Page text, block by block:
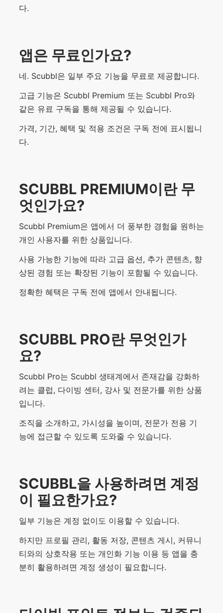
다.
앱은 무료인가요?
네. Scubbl은 일부 주요 기능을 무료로 제공합니다.
고급 기능은 Scubbl Premium 또는 Scubbl Pro와
같은 유료 구독을 통해 제공될 수 있습니다.
가격, 기간, 혜택 및 적용 조건은 구독 전에 표시됩니
다.
SCUBBL PREMIUM이란 무
엇인가요?
Scubbl Premium은 앱에서 더 풍부한 경험을 원하는
개인 사용자를 위한 상품입니다.
사용 가능한 기능에 따라 고급 옵션, 추가 콘텐츠, 향
상된 경험 또는 확장된 기능이 포함될 수 있습니다.
정확한 혜택은 구독 전에 앱에서 안내됩니다.
SCUBBL PRO란 무엇인가
요?
Scubbl Pro는 Scubbl 생태계에서 존재감을 강화하
려는 클럽, 다이빙 센터, 강사 및 전문가를 위한 상품
입니다.
조직을 소개하고, 가시성을 높이며, 전문가 전용 기
능에 접근할 수 있도록 도와줄 수 있습니다.
SCUBBL을 사용하려면 계정
이 필요한가요?
일부 기능은 계정 없이도 이용할 수 있습니다.
하지만 프로필 관리, 활동 저장, 콘텐츠 게시, 커뮤니
티와의 상호작용 또는 개인화 기능 이용 등 앱을 충
분히 활용하려면 계정 생성이 필요합니다.